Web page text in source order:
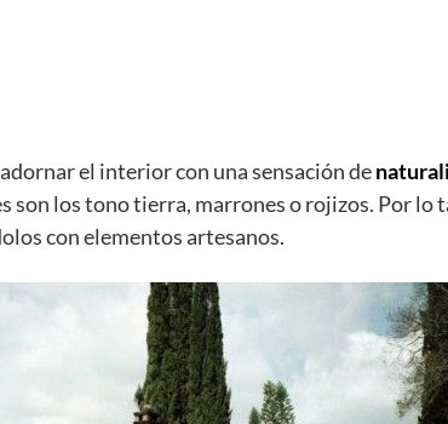
el interior con una sensación de
son los tono tierra, marrones o rojizos. Por lo
con elementos artesanos.